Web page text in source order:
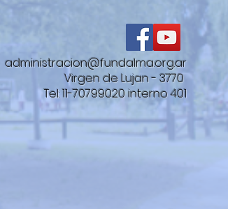
administracion@fundalma.org.ar
Virgen de Lujan - 3770
Tel: 11-70799020 interno 401